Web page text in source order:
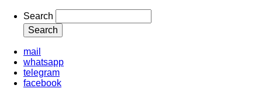
Search
mail
whatsapp
telegram
facebook